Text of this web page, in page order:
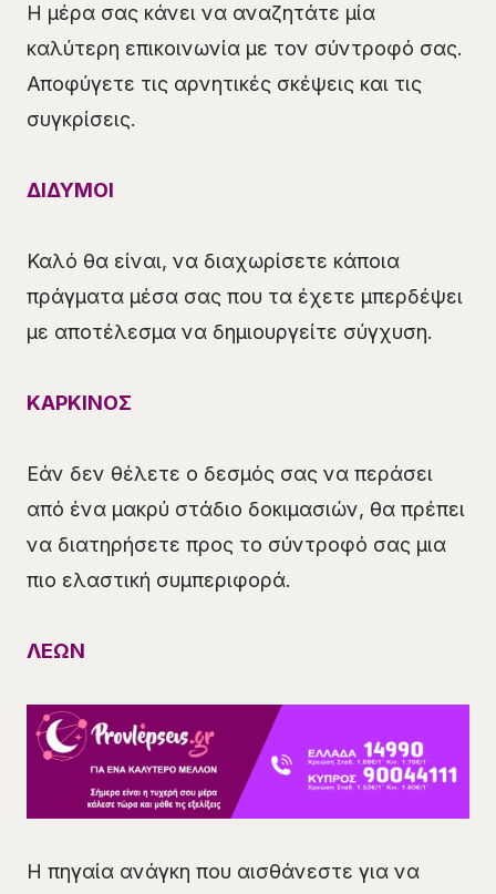
Η μέρα σας κάνει να αναζητάτε μία
καλύτερη επικοινωνία με τον σύντροφό σας.
Αποφύγετε τις αρνητικές σκέψεις και τις
συγκρίσεις.
ΔΙΔΥΜΟΙ
Καλό θα είναι, να διαχωρίσετε κάποια
πράγματα μέσα σας που τα έχετε μπερδέψει
με αποτέλεσμα να δημιουργείτε σύγχυση.
ΚΑΡΚΙΝΟΣ
Εάν δεν θέλετε ο δεσμός σας να περάσει
από ένα μακρύ στάδιο δοκιμασιών, θα πρέπει
να διατηρήσετε προς το σύντροφό σας μια
πιο ελαστική συμπεριφορά.
ΛΕΩΝ
Η πηγαία ανάγκη που αισθάνεστε για να